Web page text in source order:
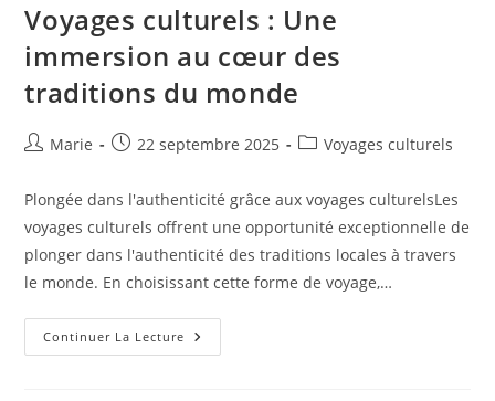
Voyages culturels : Une
immersion au cœur des
traditions du monde
Auteur/autrice
la
publication :
Marie
Publication
22 septembre 2025
PostVoyages culturels
Plongée dans l'authenticité grâce aux voyages culturelsLes
voyages culturels offrent une opportunité exceptionnelle de
plonger dans l'authenticité des traditions locales à travers
le monde. En choisissant cette forme de voyage,…
Continuer La Lecture Voyages
Culturels